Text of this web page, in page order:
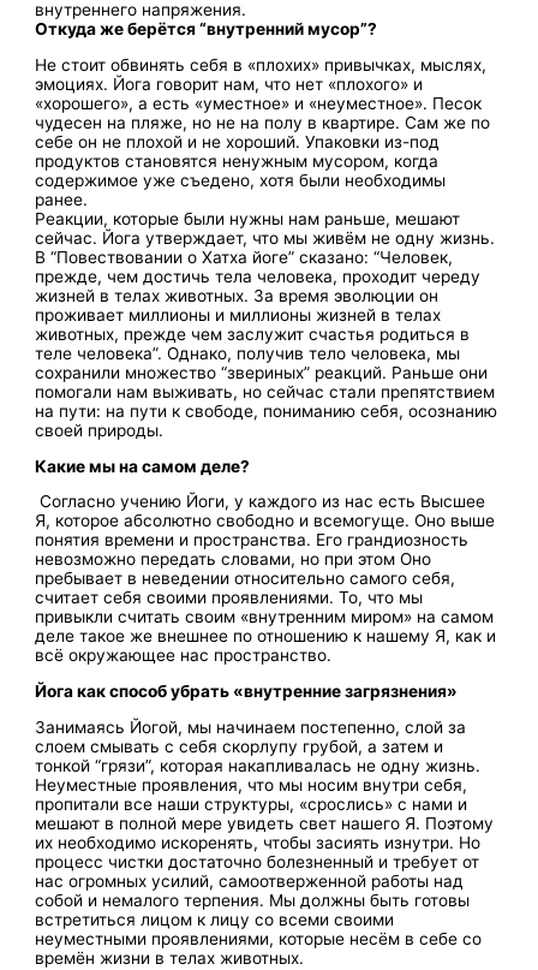
внутреннего напряжения.
Откуда же берётся “внутренний мусор”?
Не стоит обвинять себя в «плохих» привычках, мыслях,
эмоциях. Йога говорит нам, что нет «плохого» и
«хорошего», а есть «уместное» и «неуместное». Песок
чудесен на пляже, но не на полу в квартире. Сам же по
себе он не плохой и не хороший. Упаковки из-под
продуктов становятся ненужным мусором, когда
содержимое уже съедено, хотя были необходимы
ранее.
Реакции, которые были нужны нам раньше, мешают
сейчас. Йога утверждает, что мы живём не одну жизнь.
В “Повествовании о Хатха йоге” сказано: “Человек,
прежде, чем достичь тела человека, проходит череду
жизней в телах животных. За время эволюции он
проживает миллионы и миллионы жизней в телах
животных, прежде чем заслужит счастья родиться в
теле человека”. Однако, получив тело человека, мы
сохранили множество “звериных” реакций. Раньше они
помогали нам выживать, но сейчас стали препятствием
на пути: на пути к свободе, пониманию себя, осознанию
своей природы.
Какие мы на самом деле?
Согласно учению Йоги, у каждого из нас есть Высшее
Я, которое абсолютно свободно и всемогуще. Оно выше
понятия времени и пространства. Его грандиозность
невозможно передать словами, но при этом Оно
пребывает в неведении относительно самого себя,
считает себя своими проявлениями. То, что мы
привыкли считать своим «внутренним миром» на самом
деле такое же внешнее по отношению к нашему Я, как и
всё окружающее нас пространство.
Йога как способ убрать «внутренние загрязнения»
Занимаясь Йогой, мы начинаем постепенно, слой за
слоем смывать с себя скорлупу грубой, а затем и
тонкой “грязи”, которая накапливалась не одну жизнь.
Неуместные проявления, что мы носим внутри себя,
пропитали все наши структуры, «срослись» с нами и
мешают в полной мере увидеть свет нашего Я. Поэтому
их необходимо искоренять, чтобы засиять изнутри. Но
процесс чистки достаточно болезненный и требует от
нас огромных усилий, самоотверженной работы над
собой и немалого терпения. Мы должны быть готовы
встретиться лицом к лицу со всеми своими
неуместными проявлениями, которые несём в себе со
времён жизни в телах животных.